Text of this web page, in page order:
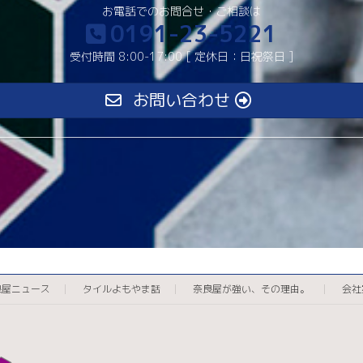
お電話でのお問合せ・ご相談は
0191-23-5221
受付時間 8:00-17:00 [ 定休日：日祝祭日 ]
お問い合わせ
ニュース タイルよもやま話 奈良屋が強い、その理由。 会